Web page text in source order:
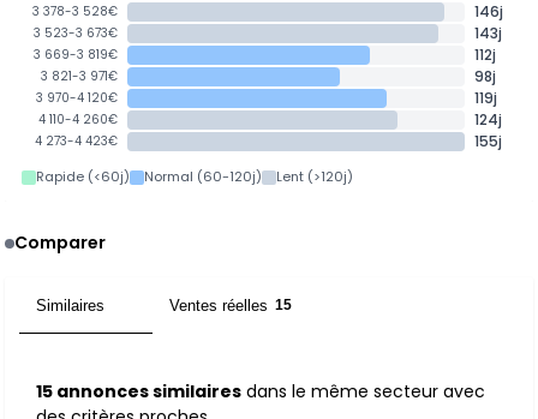
3 378-3 528€ 146j
3 523-3 673€ 143j
3 669-3 819€ 112j
3 821-3 971€ 98j
3 970-4 120€ 119j
4 110-4 260€ 124j
4 273-4 423€ 155j
Rapide (<60j) Normal (60-120j) Lent (>120j)
Comparer
Similaires Ventes réelles 15
15 annonces similaires dans le même secteur avec